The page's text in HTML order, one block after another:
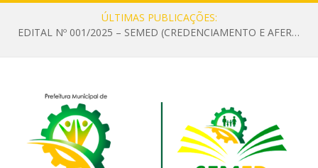
ÚLTIMAS PUBLICAÇÕES:
EDITAL Nº 001/2025 – SEMED (CREDENCIAMENTO E AFERIÇÃO DE CRITÉRIOS TÉCNICOS DE MÉRITO E DESEMPENHO PARA PROVIMENTO DO CARGO OU FUNÇÃO DE GESTOR ESCOLAR DAS UNIDADES DE ENSINO DA REDE MUNICIPAL DE SENADOR JO)